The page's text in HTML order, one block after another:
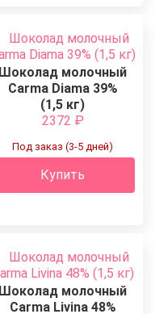
Шоколад молочный
Carma Diama 39%
(1,5 кг)
2372 ₽
Под заказ (3-5 дней)
Купить
Шоколад молочный
Carma Livina 48%